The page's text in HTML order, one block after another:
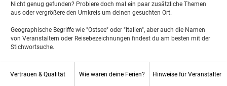
Nicht genug gefunden? Probiere doch mal ein paar zusätzliche Themen
aus oder vergrößere den Umkreis um deinen gesuchten Ort.
Geographische Begriffe wie "Ostsee" oder "Italien", aber auch die Namen
von Veranstaltern oder Reisebezeichnungen findest du am besten mit der
Stichwortsuche.
Vertrauen & Qualität Wie waren deine Ferien? Hinweise für Veranstalter